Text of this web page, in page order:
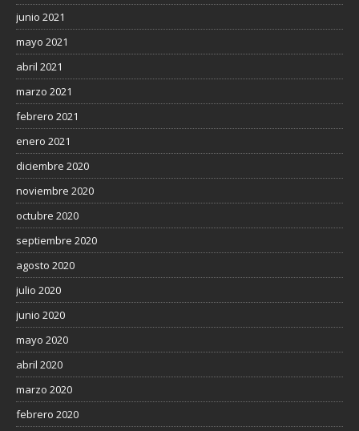
junio 2021
mayo 2021
abril 2021
marzo 2021
febrero 2021
enero 2021
diciembre 2020
noviembre 2020
octubre 2020
septiembre 2020
agosto 2020
julio 2020
junio 2020
mayo 2020
abril 2020
marzo 2020
febrero 2020